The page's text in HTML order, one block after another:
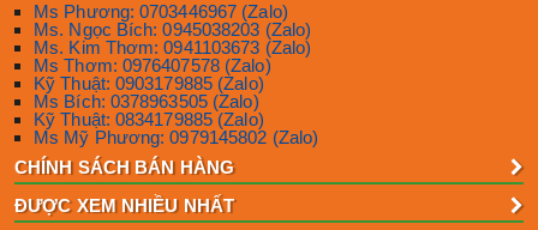
Ms Phương: 0703446967 (Zalo)
Ms. Ngọc Bích: 0945038203 (Zalo)
Ms. Kim Thơm: 0941103673 (Zalo)
Ms Thơm: 0976407578 (Zalo)
Kỹ Thuật: 0903179885 (Zalo)
Ms Bích: 0378963505 (Zalo)
Kỹ Thuật: 0834179885 (Zalo)
Ms Mỹ Phương: 0979145802 (Zalo)
CHÍNH SÁCH BÁN HÀNG
ĐƯỢC XEM NHIỀU NHẤT